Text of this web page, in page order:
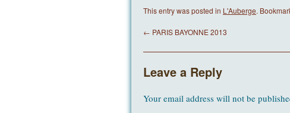
This entry was posted in L'Auberge.
← PARIS BAYONNE 2013
Leave a Reply
Your email address will not be